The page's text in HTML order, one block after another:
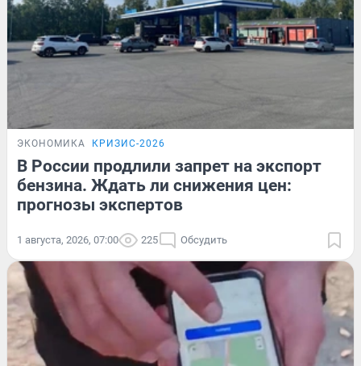
ЭКОНОМИКА КРИЗИС-2026
В России продлили запрет на экспорт
бензина. Ждать ли снижения цен:
прогнозы экспертов
1 августа, 2026, 07:00 225 Обсудить